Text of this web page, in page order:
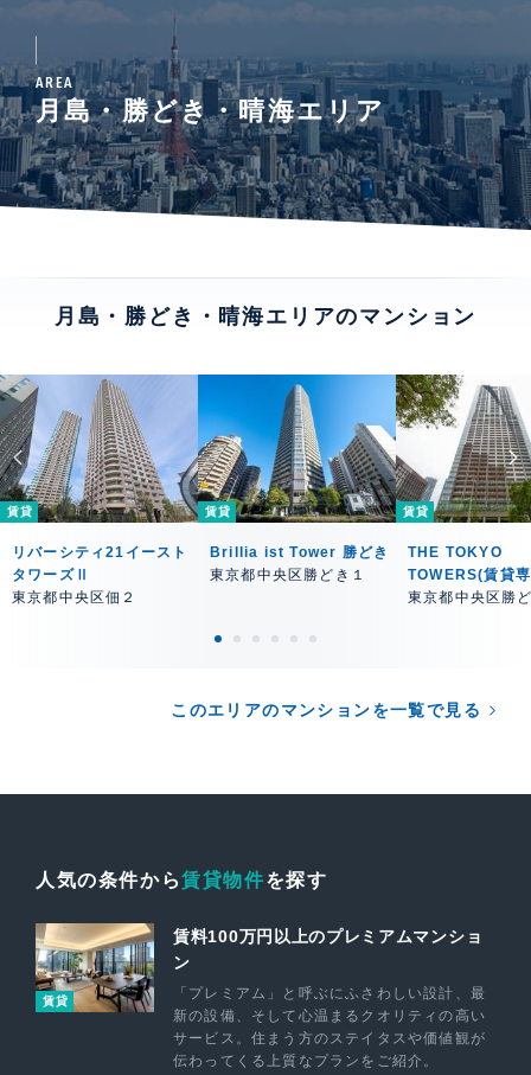
AREA
月島・勝どき・晴海エリア
月島・勝どき・晴海エリアのマンション
賃貸
リバーシティ21イースト
タワーズⅡ
東京都中央区佃２
賃貸
Brillia ist Tower 勝どき
東京都中央区勝どき１
賃貸
THE TOKYO
TOWERS(賃貸
東京都中央区勝
このエリアのマンションを一覧で見る
人気の条件から賃貸物件を探す
賃貸
賃料100万円以上のプレミアムマンショ
ン
「プレミアム」と呼ぶにふさわしい設計、最
新の設備、そして心温まるクオリティの高い
サービス。住まう方のステイタスや価値観が
伝わってくる上質なプランをご紹介。